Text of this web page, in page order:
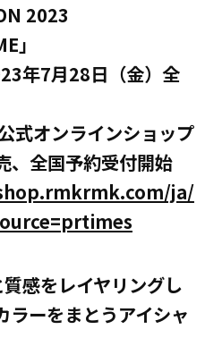
2023
」
年7月28日（金）全
式オンラインショップ
、全国予約受付開始
ja/
感をレイヤリングし
ラーをまとうアイシャ